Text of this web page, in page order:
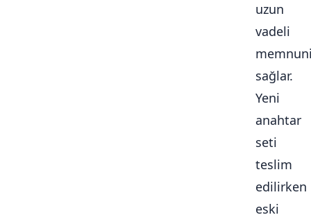
uzun
vadeli
sağlar.
Yeni
anahtar
seti
teslim
edilirken
eski